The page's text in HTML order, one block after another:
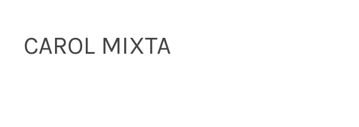
CAROL MIXTA